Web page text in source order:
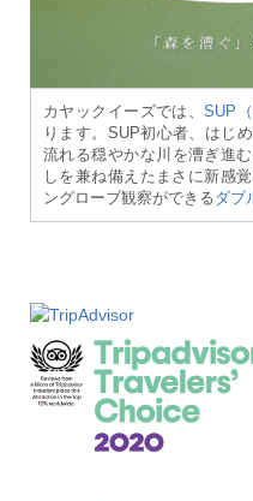
カヤックイーズでは、SUP
ります。SUP初心者、はじ
流れる穏やかな川を漕ぎ進
しを兼ね備えたまさに新感
ングローブ観察ができるダブ